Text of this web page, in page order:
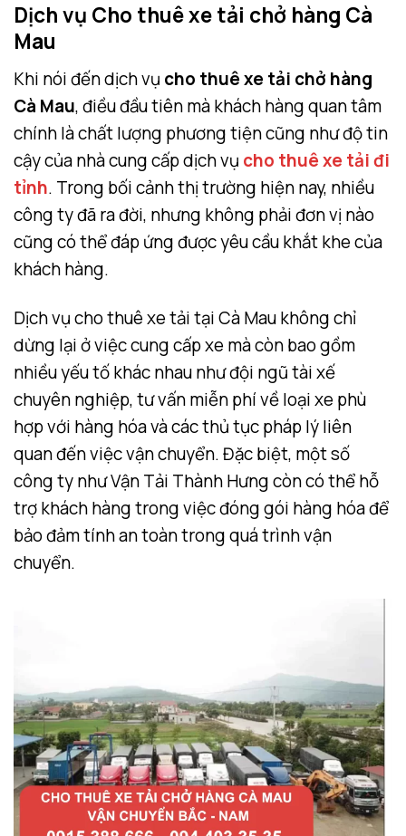
Dịch vụ Cho thuê xe tải chở hàng Cà
Mau
Khi nói đến dịch vụ cho thuê xe tải chở hàng
Cà Mau, điều đầu tiên mà khách hàng quan tâm
chính là chất lượng phương tiện cũng như độ tin
cậy của nhà cung cấp dịch vụ cho thuê xe tải đi
tỉnh. Trong bối cảnh thị trường hiện nay, nhiều
công ty đã ra đời, nhưng không phải đơn vị nào
cũng có thể đáp ứng được yêu cầu khắt khe của
khách hàng.
Dịch vụ cho thuê xe tải tại Cà Mau không chỉ
dừng lại ở việc cung cấp xe mà còn bao gồm
nhiều yếu tố khác nhau như đội ngũ tài xế
chuyên nghiệp, tư vấn miễn phí về loại xe phù
hợp với hàng hóa và các thủ tục pháp lý liên
quan đến việc vận chuyển. Đặc biệt, một số
công ty như Vận Tải Thành Hưng còn có thể hỗ
trợ khách hàng trong việc đóng gói hàng hóa để
bảo đảm tính an toàn trong quá trình vận
chuyển.